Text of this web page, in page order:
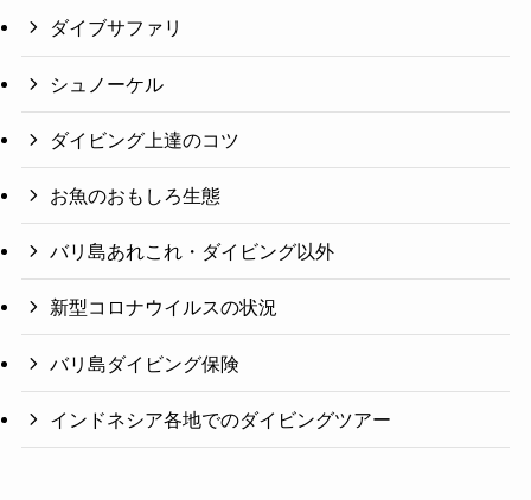
ダイブサファリ
シュノーケル
ダイビング上達のコツ
お魚のおもしろ生態
バリ島あれこれ・ダイビング以外
新型コロナウイルスの状況
バリ島ダイビング保険
インドネシア各地でのダイビングツアー